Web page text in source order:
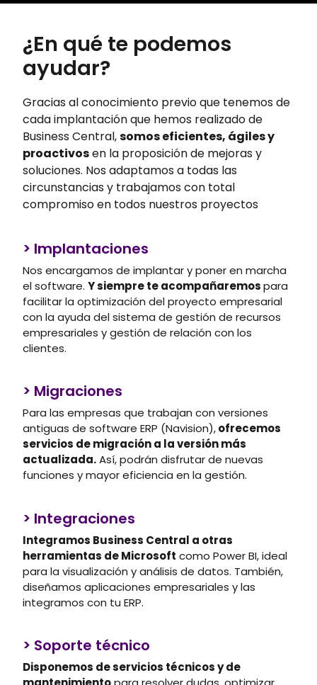
¿En qué te podemos
ayudar?
Gracias al conocimiento previo que tenemos de
cada implantación que hemos realizado de
Business Central,somos eficientes, ágiles y
proactivosen la proposición de mejoras y
soluciones. Nos adaptamos a todas las
circunstancias y trabajamos con total
compromiso en todos nuestros proyectos
> Implantaciones
Nos encargamos de implantar y poner en marcha
el software.Y siempre te acompañaremospara
facilitar la optimización del proyecto empresarial
con la ayuda del sistema de gestión de recursos
empresariales y gestión de relación con los
clientes.
> Migraciones
Para las empresas que trabajan con versiones
antiguas de software ERP (Navision),ofrecemos
servicios de migración a la versión más
actualizada.Así, podrán disfrutar de nuevas
funciones y mayor eficiencia en la gestión.
> Integraciones
Integramos Business Central a otras
herramientas de Microsoft como Power BI, ideal
para la visualización y análisis de datos. También,
diseñamos aplicaciones empresariales y las
integramos con tu ERP.
> Soporte técnico
Disponemos de servicios técnicos y de